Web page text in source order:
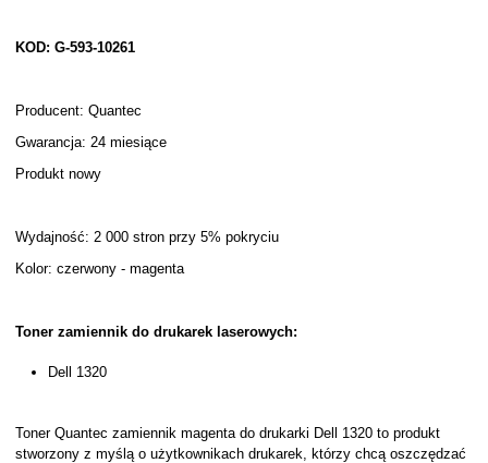
KOD: G-593-10261
Producent: Quantec
Gwarancja: 24 miesiące
Produkt nowy
Wydajność: 2 000 stron przy 5% pokryciu
Kolor: czerwony - magenta
Toner zamiennik do drukarek laserowych:
Dell 1320
Toner Quantec zamiennik magenta do drukarki Dell 1320 to produkt
stworzony z myślą o użytkownikach drukarek, którzy chcą oszczędzać